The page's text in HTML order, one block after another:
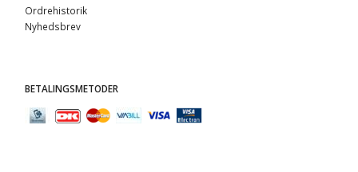
Ordrehistorik
Nyhedsbrev
BETALINGSMETODER